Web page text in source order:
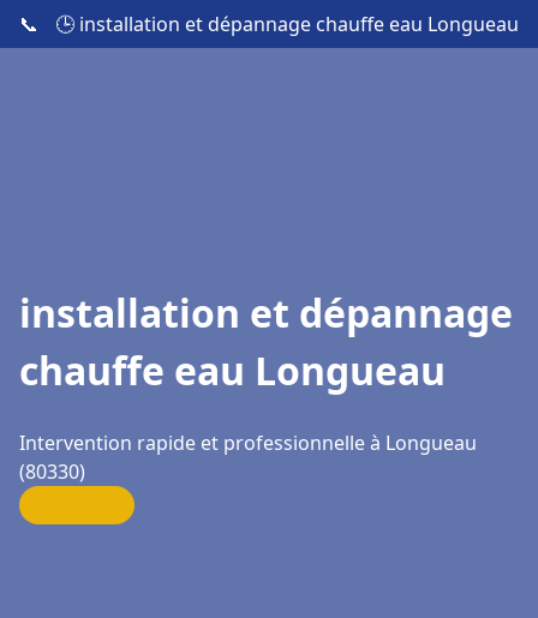
📞 🕒 installation et dépannage chauffe eau Longueau
installation et dépannage
chauffe eau Longueau
Intervention rapide et professionnelle à Longueau
(80330)